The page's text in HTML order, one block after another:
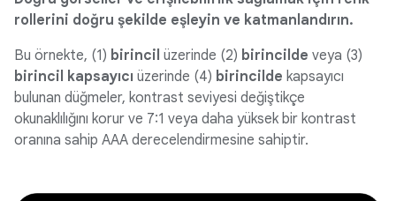
rollerini doğru şekilde eşleyin ve katmanlandırın.
Bu örnekte, (1) birincil üzerinde (2) birincilde veya (3)
birincil kapsayıcı üzerinde (4) birincilde kapsayıcı
bulunan düğmeler, kontrast seviyesi değiştikçe
okunaklılığını korur ve 7:1 veya daha yüksek bir kontrast
oranına sahip AAA derecelendirmesine sahiptir.